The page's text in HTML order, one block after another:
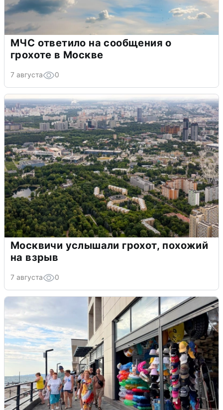
МЧС ответило на сообщения о
грохоте в Москве
7 августа 0
Москвичи услышали грохот, похожий
на взрыв
7 августа 0